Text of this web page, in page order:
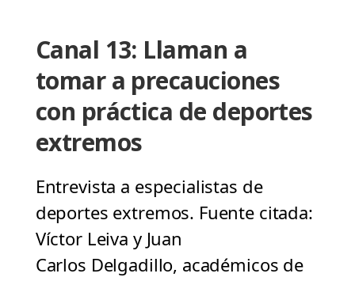
Canal 13: Llaman a
tomar a precauciones
con práctica de deportes
extremos
Entrevista a especialistas de
deportes extremos. Fuente citada:
Víctor Leiva y Juan
Carlos Delgadillo, académicos de